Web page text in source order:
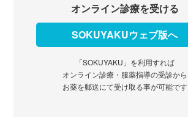
オンライン診療を受ける
SOKUYAKUウェブ版へ
「SOKUYAKU」を利用すれば
オンライン診療・服薬指導の受診から
お薬を郵送にて受け取る事が可能です